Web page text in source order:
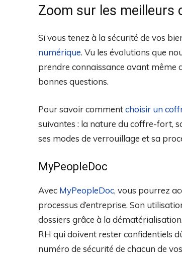
Zoom sur les
Si vous tenez à la sécurité de vos
numérique. Vu les évolutions que
prendre connaissance avant même
bonnes questions.
Pour savoir commentchoisir un
suivantes : la nature du coffre-fort,
ses modes de verrouillage et sa
MyPeopleDoc
Avec MyPeopleDoc, vous pourrez
processus d’entreprise. Son
dossiers grâce à la
RH qui doivent rester confidentiels
numéro de sécurité de chacun de